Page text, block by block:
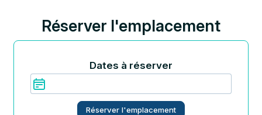
Réserver l'emplacement
Dates à réserver
Réserver l'emplacement